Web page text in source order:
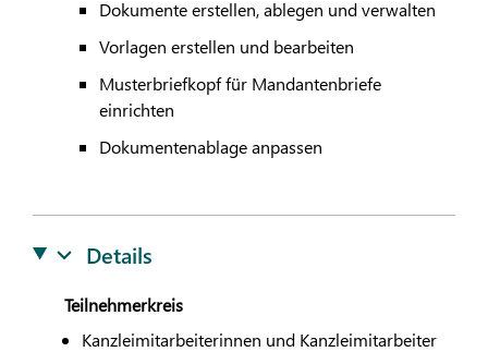
Dokumente erstellen, ablegen und verwalten
Vorlagen erstellen und bearbeiten
Musterbriefkopf für Mandantenbriefe
einrichten
Dokumentenablage anpassen
Details
Teilnehmerkreis
Kanzleimitarbeiterinnen und Kanzleimitarbeiter